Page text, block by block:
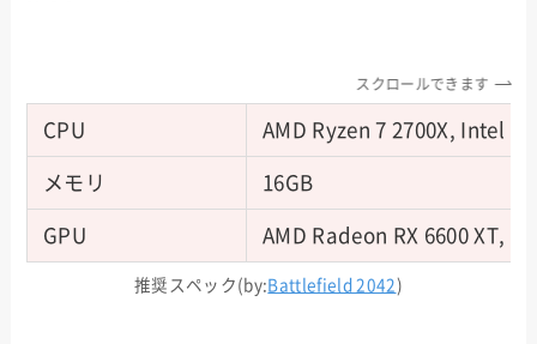
スクロールできます
CPU AMD Ryzen 7 2700X, Intel
メモリ 16GB
GPU AMD Radeon RX 6600 XT,
推奨スペック(by: Battlefield 2042 )